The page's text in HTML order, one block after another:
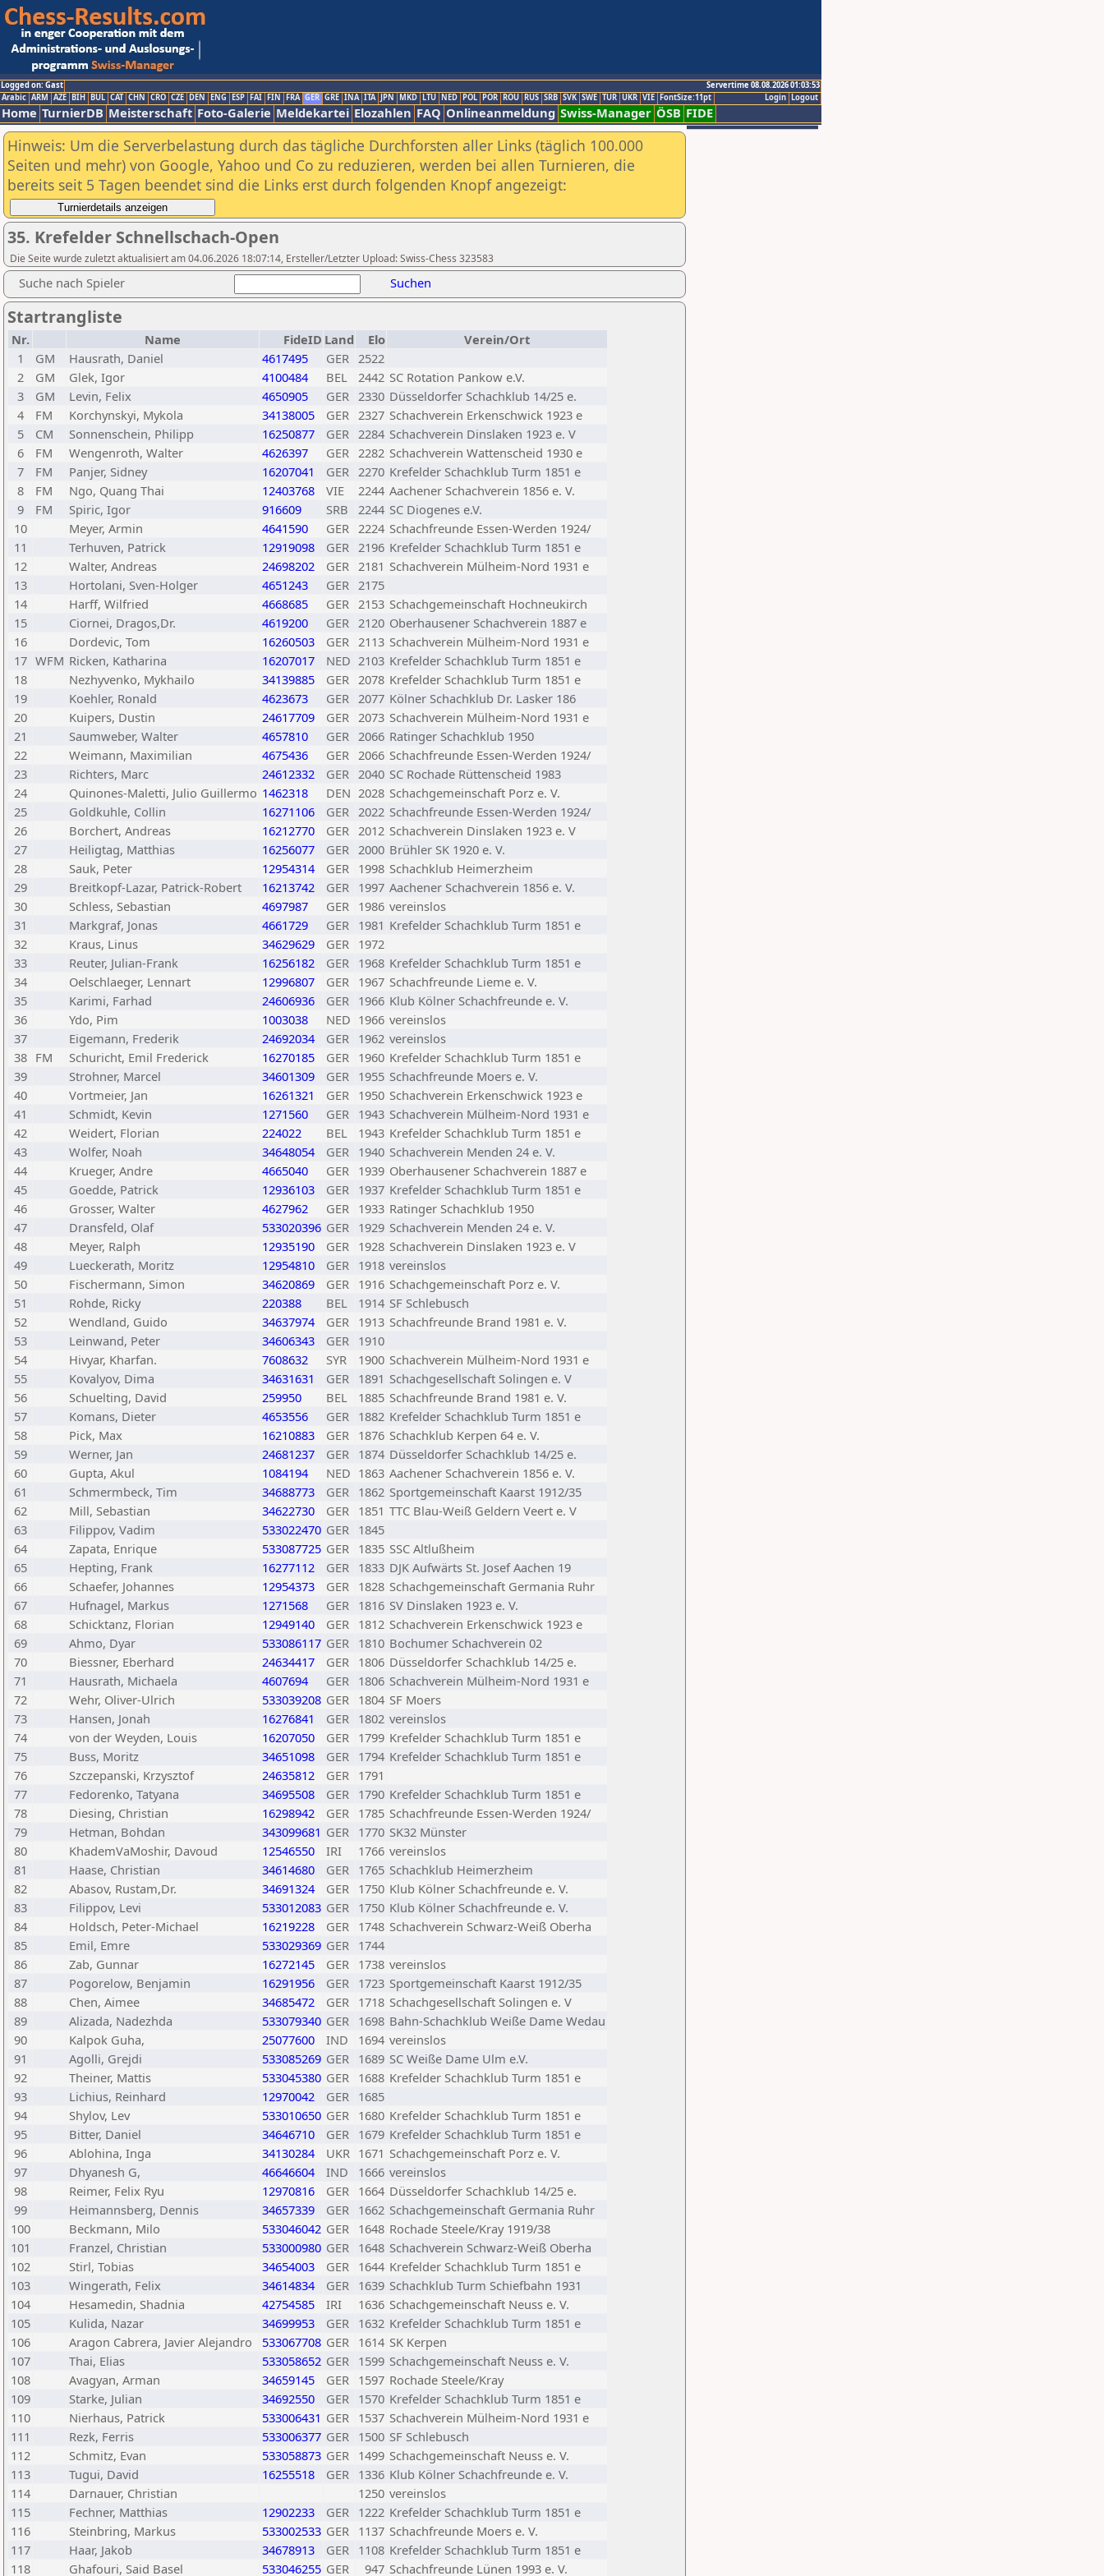
Logged on: Gast
Servertime 08.08.2026 01:03:53
Logout
Login
Arabic ARM AZE BIH BUL CAT CHN CRO CZE DEN ENG ESP FAI FIN FRA GER GRE INA ITA JPN MKD LTU NED POL POR ROU RUS SRB SVK SWE TUR UKR VIE FontSize:11pt
Home TurnierDB Meisterschaft Foto-Galerie Meldekartei Elozahlen FAQ Onlineanmeldung Swiss-Manager ÖSB FIDE
Hinweis: Um die Serverbelastung durch das tägliche Durchforsten aller Links (täglich 100.000
Seiten und mehr) von Google, Yahoo und Co zu reduzieren, werden bei allen Turnieren, die
bereits seit 5 Tagen beendet sind die Links erst durch folgenden Knopf angezeigt:
35. Krefelder Schnellschach-Open
Die Seite wurde zuletzt aktualisiert am 04.06.2026 18:07:14, Ersteller/Letzter Upload: Swiss-Chess 323583
Suche nach Spieler Suchen
Startrangliste
Nr. Name FideID Land Elo
Verein/Ort
1
GM Hausrath, Daniel 4617495 GER 2522
2
GM Glek, Igor 4100484 BEL 2442 SC Rotation Pankow e.V.
3
GM Levin, Felix 4650905 GER 2330 Düsseldorfer Schachklub 14/25 e.
4
FM Korchynskyi, Mykola 34138005 GER 2327 Schachverein Erkenschwick 1923 e
5
CM Sonnenschein, Philipp 16250877 GER 2284 Schachverein Dinslaken 1923 e. V
6
FM Wengenroth, Walter 4626397 GER 2282 Schachverein Wattenscheid 1930 e
7
FM Panjer, Sidney 16207041 GER 2270 Krefelder Schachklub Turm 1851 e
8
FM Ngo, Quang Thai 12403768 VIE 2244 Aachener Schachverein 1856 e. V.
9
FM Spiric, Igor 916609 SRB 2244 SC Diogenes e.V.
10
Meyer, Armin 4641590 GER 2224 Schachfreunde Essen-Werden 1924/
11
Terhuven, Patrick 12919098 GER 2196 Krefelder Schachklub Turm 1851 e
12
Walter, Andreas 24698202 GER 2181 Schachverein Mülheim-Nord 1931 e
13
Hortolani, Sven-Holger 4651243 GER 2175
14
Harff, Wilfried 4668685 GER 2153 Schachgemeinschaft Hochneukirch
15
Ciornei, Dragos,Dr. 4619200 GER 2120 Oberhausener Schachverein 1887 e
16
Dordevic, Tom 16260503 GER 2113 Schachverein Mülheim-Nord 1931 e
17 WFM Ricken, Katharina 16207017 NED 2103 Krefelder Schachklub Turm 1851 e
18
Nezhyvenko, Mykhailo 34139885 GER 2078 Krefelder Schachklub Turm 1851 e
19
Koehler, Ronald 4623673 GER 2077 Kölner Schachklub Dr. Lasker 186
20
Kuipers, Dustin 24617709 GER 2073 Schachverein Mülheim-Nord 1931 e
21
Saumweber, Walter 4657810 GER 2066 Ratinger Schachklub 1950
22
Weimann, Maximilian 4675436 GER 2066 Schachfreunde Essen-Werden 1924/
23
Richters, Marc 24612332 GER 2040 SC Rochade Rüttenscheid 1983
24
Quinones-Maletti, Julio Guillermo 1462318 DEN 2028 Schachgemeinschaft Porz e. V.
25
Goldkuhle, Collin 16271106 GER 2022 Schachfreunde Essen-Werden 1924/
26
Borchert, Andreas 16212770 GER 2012 Schachverein Dinslaken 1923 e. V
27
Heiligtag, Matthias 16256077 GER 2000 Brühler SK 1920 e. V.
28
Sauk, Peter 12954314 GER 1998 Schachklub Heimerzheim
29
Breitkopf-Lazar, Patrick-Robert 16213742 GER 1997 Aachener Schachverein 1856 e. V.
30
Schless, Sebastian 4697987 GER 1986 vereinslos
31
Markgraf, Jonas 4661729 GER 1981 Krefelder Schachklub Turm 1851 e
32
Kraus, Linus 34629629 GER 1972
33
Reuter, Julian-Frank 16256182 GER 1968 Krefelder Schachklub Turm 1851 e
34
Oelschlaeger, Lennart 12996807 GER 1967 Schachfreunde Lieme e. V.
35
Karimi, Farhad 24606936 GER 1966 Klub Kölner Schachfreunde e. V.
36
Ydo, Pim 1003038 NED 1966 vereinslos
37
Eigemann, Frederik 24692034 GER 1962 vereinslos
38 FM Schuricht, Emil Frederick 16270185 GER 1960 Krefelder Schachklub Turm 1851 e
39
Strohner, Marcel 34601309 GER 1955 Schachfreunde Moers e. V.
40
Vortmeier, Jan 16261321 GER 1950 Schachverein Erkenschwick 1923 e
41
Schmidt, Kevin 1271560 GER 1943 Schachverein Mülheim-Nord 1931 e
42
Weidert, Florian 224022 BEL 1943 Krefelder Schachklub Turm 1851 e
43
Wolfer, Noah 34648054 GER 1940 Schachverein Menden 24 e. V.
44
Krueger, Andre 4665040 GER 1939 Oberhausener Schachverein 1887 e
45
Goedde, Patrick 12936103 GER 1937 Krefelder Schachklub Turm 1851 e
46
Grosser, Walter 4627962 GER 1933 Ratinger Schachklub 1950
47
Dransfeld, Olaf 533020396 GER 1929 Schachverein Menden 24 e. V.
48
Meyer, Ralph 12935190 GER 1928 Schachverein Dinslaken 1923 e. V
49
Lueckerath, Moritz 12954810 GER 1918 vereinslos
50
Fischermann, Simon 34620869 GER 1916 Schachgemeinschaft Porz e. V.
51
Rohde, Ricky 220388 BEL 1914 SF Schlebusch
52
Wendland, Guido 34637974 GER 1913 Schachfreunde Brand 1981 e. V.
53
Leinwand, Peter 34606343 GER 1910
54
Hivyar, Kharfan. 7608632 SYR 1900 Schachverein Mülheim-Nord 1931 e
55
Kovalyov, Dima 34631631 GER 1891 Schachgesellschaft Solingen e. V
56
Schuelting, David 259950 BEL 1885 Schachfreunde Brand 1981 e. V.
57
Komans, Dieter 4653556 GER 1882 Krefelder Schachklub Turm 1851 e
58
Pick, Max 16210883 GER 1876 Schachklub Kerpen 64 e. V.
59
Werner, Jan 24681237 GER 1874 Düsseldorfer Schachklub 14/25 e.
60
Gupta, Akul 1084194 NED 1863 Aachener Schachverein 1856 e. V.
61
Schmermbeck, Tim 34688773 GER 1862 Sportgemeinschaft Kaarst 1912/35
62
Mill, Sebastian 34622730 GER 1851 TTC Blau-Weiß Geldern Veert e. V
63
Filippov, Vadim 533022470 GER 1845
64
Zapata, Enrique 533087725 GER 1835 SSC Altlußheim
65
Hepting, Frank 16277112 GER 1833 DJK Aufwärts St. Josef Aachen 19
66
Schaefer, Johannes 12954373 GER 1828 Schachgemeinschaft Germania Ruhr
67
Hufnagel, Markus 1271568 GER 1816 SV Dinslaken 1923 e. V.
68
Schicktanz, Florian 12949140 GER 1812 Schachverein Erkenschwick 1923 e
69
Ahmo, Dyar 533086117 GER 1810 Bochumer Schachverein 02
70
Biessner, Eberhard 24634417 GER 1806 Düsseldorfer Schachklub 14/25 e.
71
Hausrath, Michaela 4607694 GER 1806 Schachverein Mülheim-Nord 1931 e
72
Wehr, Oliver-Ulrich 533039208 GER 1804 SF Moers
73
Hansen, Jonah 16276841 GER 1802 vereinslos
74
von der Weyden, Louis 16207050 GER 1799 Krefelder Schachklub Turm 1851 e
75
Buss, Moritz 34651098 GER 1794 Krefelder Schachklub Turm 1851 e
76
Szczepanski, Krzysztof 24635812 GER 1791
77
Fedorenko, Tatyana 34695508 GER 1790 Krefelder Schachklub Turm 1851 e
78
Diesing, Christian 16298942 GER 1785 Schachfreunde Essen-Werden 1924/
79
Hetman, Bohdan 343099681 GER 1770 SK32 Münster
80
KhademVaMoshir, Davoud 12546550 IRI 1766 vereinslos
81
Haase, Christian 34614680 GER 1765 Schachklub Heimerzheim
82
Abasov, Rustam,Dr. 34691324 GER 1750 Klub Kölner Schachfreunde e. V.
83
Filippov, Levi 533012083 GER 1750 Klub Kölner Schachfreunde e. V.
84
Holdsch, Peter-Michael 16219228 GER 1748 Schachverein Schwarz-Weiß Oberha
85
Emil, Emre 533029369 GER 1744
86
Zab, Gunnar 16272145 GER 1738 vereinslos
87
Pogorelow, Benjamin 16291956 GER 1723 Sportgemeinschaft Kaarst 1912/35
88
Chen, Aimee 34685472 GER 1718 Schachgesellschaft Solingen e. V
89
Alizada, Nadezhda 533079340 GER 1698 Bahn-Schachklub Weiße Dame Wedau
90
Kalpok Guha, 25077600 IND 1694 vereinslos
91
Agolli, Grejdi 533085269 GER 1689 SC Weiße Dame Ulm e.V.
92
Theiner, Mattis 533045380 GER 1688 Krefelder Schachklub Turm 1851 e
93
Lichius, Reinhard 12970042 GER 1685
94
Shylov, Lev 533010650 GER 1680 Krefelder Schachklub Turm 1851 e
95
Bitter, Daniel 34646710 GER 1679 Krefelder Schachklub Turm 1851 e
96
Ablohina, Inga 34130284 UKR 1671 Schachgemeinschaft Porz e. V.
97
Dhyanesh G, 46646604 IND 1666 vereinslos
98
Reimer, Felix Ryu 12970816 GER 1664 Düsseldorfer Schachklub 14/25 e.
99
Heimannsberg, Dennis 34657339 GER 1662 Schachgemeinschaft Germania Ruhr
100
Beckmann, Milo 533046042 GER 1648 Rochade Steele/Kray 1919/38
101
Franzel, Christian 533000980 GER 1648 Schachverein Schwarz-Weiß Oberha
102
Stirl, Tobias 34654003 GER 1644 Krefelder Schachklub Turm 1851 e
103
Wingerath, Felix 34614834 GER 1639 Schachklub Turm Schiefbahn 1931
104
Hesamedin, Shadnia 42754585 IRI 1636 Schachgemeinschaft Neuss e. V.
105
Kulida, Nazar 34699953 GER 1632 Krefelder Schachklub Turm 1851 e
106
Aragon Cabrera, Javier Alejandro 533067708 GER 1614 SK Kerpen
107
Thai, Elias 533058652 GER 1599 Schachgemeinschaft Neuss e. V.
108
Avagyan, Arman 34659145 GER 1597 Rochade Steele/Kray
109
Starke, Julian 34692550 GER 1570 Krefelder Schachklub Turm 1851 e
110
Nierhaus, Patrick 533006431 GER 1537 Schachverein Mülheim-Nord 1931 e
111
Rezk, Ferris 533006377 GER 1500 SF Schlebusch
112
Schmitz, Evan 533058873 GER 1499 Schachgemeinschaft Neuss e. V.
113
Tugui, David 16255518 GER 1336 Klub Kölner Schachfreunde e. V.
114
Darnauer, Christian 1250 vereinslos
115
Fechner, Matthias 12902233 GER 1222 Krefelder Schachklub Turm 1851 e
116
Steinbring, Markus 533002533 GER 1137 Schachfreunde Moers e. V.
117
Haar, Jakob 34678913 GER 1108 Krefelder Schachklub Turm 1851 e
118
Ghafouri, Said Basel 533046255 GER 947 Schachfreunde Lünen 1993 e. V.